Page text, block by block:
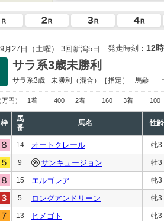
月27日（土曜） 3回新潟5日 発走時刻： 12
サラ系3歳未勝利
サラ系3歳 未勝利 （混合）［指定］ 馬齢
万円） 1着 400 2着 160 3着 100
枠
馬
番
馬名 性齢
14 オートクレール 牝3
9 サンキュージョン 牡3
15 エルゴレア 牝3
5 ロングアンドリーン 牝3
13 ヒメゴト 牝3